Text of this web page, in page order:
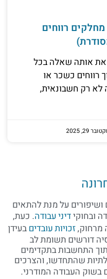
מחלקים רווחים
את אותה שאלה בכל
רווחים כשכר או
לא רק חשבונאית,
29, 2025
על מנת להתאים
ובחוקידיני עבודה. כעת,
מרחוק,זכויות עובדיםבעידן
דורשים תשומת לב
התחשבות בתקדימים
שהתחדשו, והצרכים
בשוק העבודה המודרני.